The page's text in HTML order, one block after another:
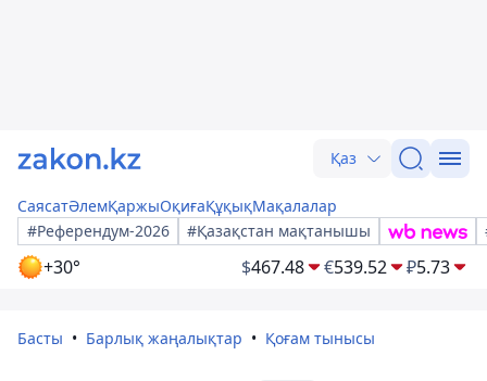
Қаз
СаясатӘлемҚаржыОқиғаҚұқықМақалалар
#Референдум-2026
#Қазақстан мақтанышы
+30° $467.48 €539.52 ₽5.73
Басты Барлық жаңалықтар Қоғам тынысы